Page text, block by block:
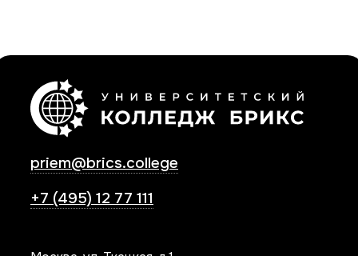
priem@brics.college
+7 (495) 12 77 111